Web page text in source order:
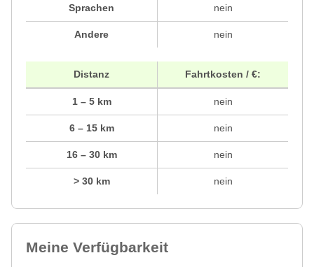
Sprachen
Andere
nein
nein
Distanz
1 – 5 km
6 – 15 km
16 – 30 km
> 30 km
Fahrtkosten / €:
nein
nein
nein
nein
Meine Verfügbarkeit